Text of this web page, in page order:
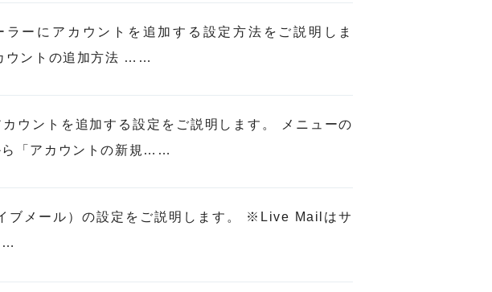
ラーにアカウントを追加する設定方法をご説明しま
ウントの追加方法 ……
ウントを追加する設定をご説明します。 メニューの
ら「アカウントの新規……
ブメール）の設定をご説明します。 ※Live Mailはサ